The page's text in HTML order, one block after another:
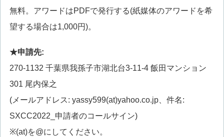
無料。アワードはPDFで発行する(紙媒体のアワードを希
望する場合は1,000円)。
★申請先:
270-1132 千葉県我孫子市湖北台3-11-4 飯田マンション
301 尾内保之
(メールアドレス: yassy599(at)yahoo.co.jp、件名:
SXCC2022_申請者のコールサイン)
※(at)を@にしてください。